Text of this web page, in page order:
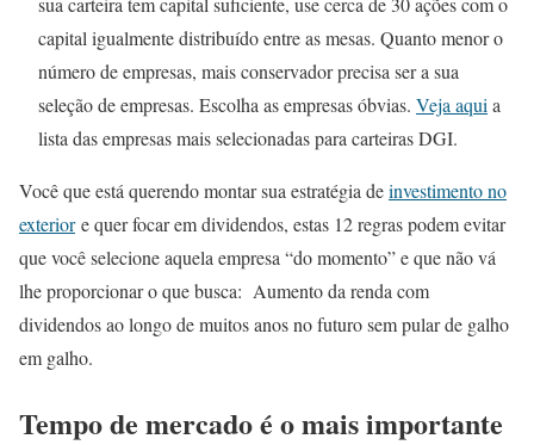
capital igualmente distribuído entre as mesas. Quanto menor o
número de empresas, mais conservador precisa ser a sua
seleção de empresas. Escolha as empresas óbvias. Veja aqui a
lista das empresas mais selecionadas para carteiras DGI.
Você que está querendo montar sua estratégia deinvestimento no
exteriore quer focar em dividendos, estas 12 regras podem evitar
que você selecione aquela empresa “do momento” e que não vá
lhe proporcionar o que busca: Aumento da renda com
dividendos ao longo de muitos anos no futuro sem pular de galho
em galho.
Tempo de mercado é o mais importante